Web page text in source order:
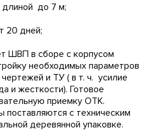
до 7 м;
20 дней;
ШВП в сборе с корпусом
необходимых параметров
и ТУ ( в т. ч. усилие
и жесткости). Готовое
приемку ОТК.
с техническим
деревянной упаковке.